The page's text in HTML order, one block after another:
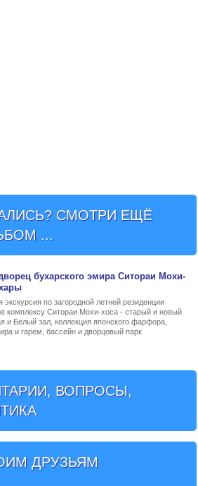
СМОТРИ ЕЩЁ
...
бухарского эмира Ситораи Мохи-
экскурсия по загородной летней резиденции
комплексу Ситораи Мохи-хоса - старый и новый
и Белый зал, коллекция японского фарфора,
и гарем, бассейн и дворцовый парк
ВОПРОСЫ,
ДРУЗЬЯМ